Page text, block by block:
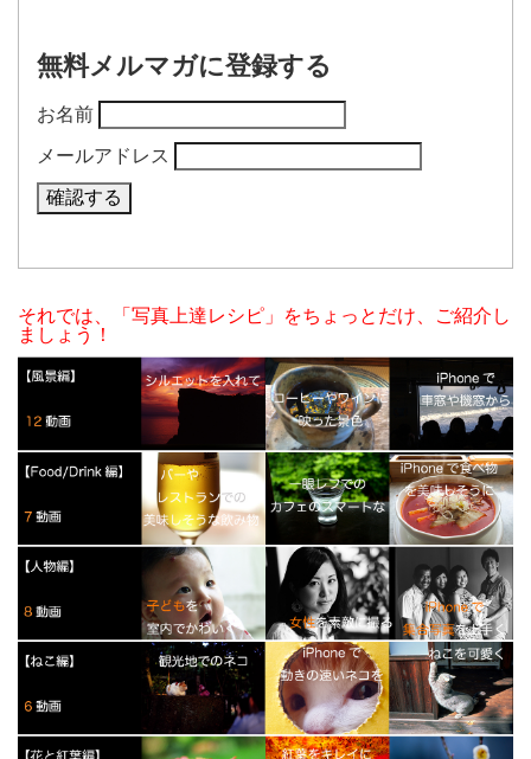
無料メルマガに登録する
お名前
メールアドレス
それでは、「写真上達レシピ」をちょっとだけ、ご紹介し
ましょう！